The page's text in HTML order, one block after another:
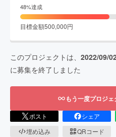
48%達成
目標金額500,000円
このプロジェクトは、 2022/09/
に募集を終了しました
もう一度プロジ
ポスト シェア
埋め込み
QRコード